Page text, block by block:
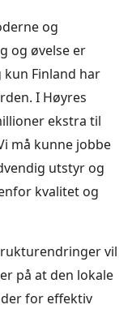
og
og øvelse er
Finland har
I Høyres
ekstra til
må kunne jobbe
utstyr og
kvalitet og
vil
på at den lokale
for effektiv